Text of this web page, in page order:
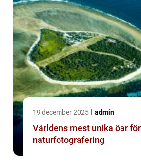
19 december 2025 admin
Världens mest unika öar för
naturfotografering